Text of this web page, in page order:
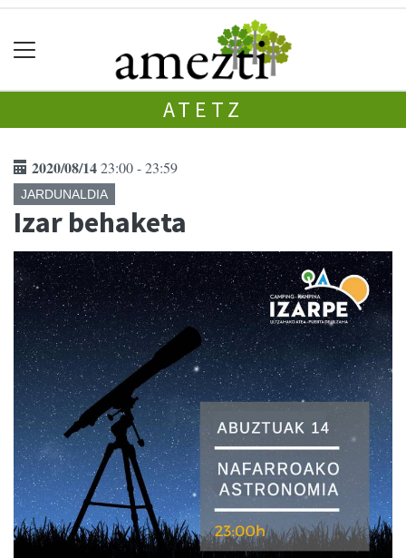
ATETZ
2020/08/1423:00 - 23:59
JARDUNALDIA
Izar behaketa